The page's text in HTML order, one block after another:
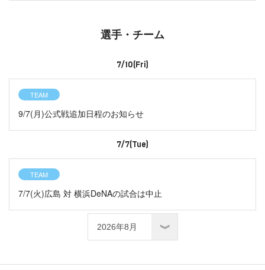
選手・チーム
7/10(Fri)
TEAM
9/7(月)公式戦追加日程のお知らせ
7/7(Tue)
TEAM
7/7(火)広島 対 横浜DeNAの試合は中止